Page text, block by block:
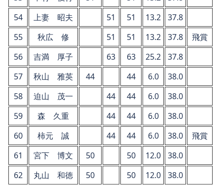
54
上妻 昭夫 51 51 13.2
37.8
55
秋広 修 51 51 13.2 37.8
飛賞
56
吉満 厚子 63 63 25.2
37.8
57
秋山 雅英 44 44 6.0
38.0
58
迫山 茂一 44 44 6.0
38.0
59
森 久重 44 44 6.0
38.0
60
柿元 誠 44 44 6.0 38.0
飛賞
61
宮下 博文 50 50 12.0
38.0
62
丸山 和徳 50 50 12.0 38.0